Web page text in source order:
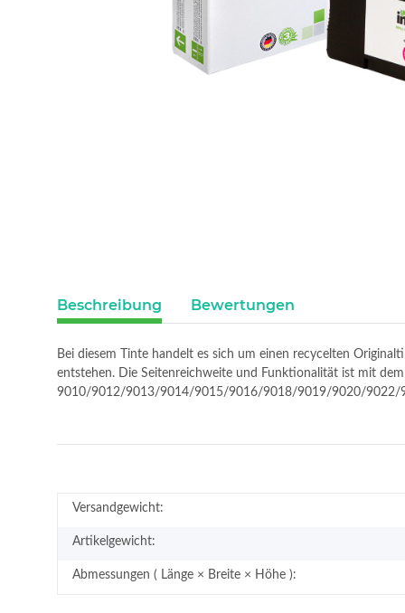
Beschreibung Bewertungen
Bei diesem Tinte handelt es sich um einen recycelten
entstehen. Die Seitenreichweite und Funktionalität ist mit
9010/9012/9013/9014/9015/9016/9018/9019/9020/9022/
Versandgewicht:
Artikelgewicht:
Abmessungen ( Länge × Breite × Höhe ):